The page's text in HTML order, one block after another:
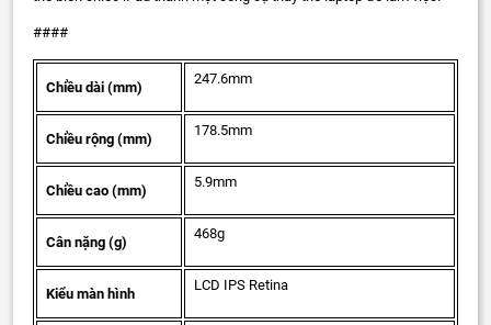
####
Chiều dài (mm)
247.6mm
Chiều rộng (mm)
178.5mm
Chiều cao (mm)
5.9mm
Cân nặng (g)
468g
Kiểu màn hình
LCD IPS Retina